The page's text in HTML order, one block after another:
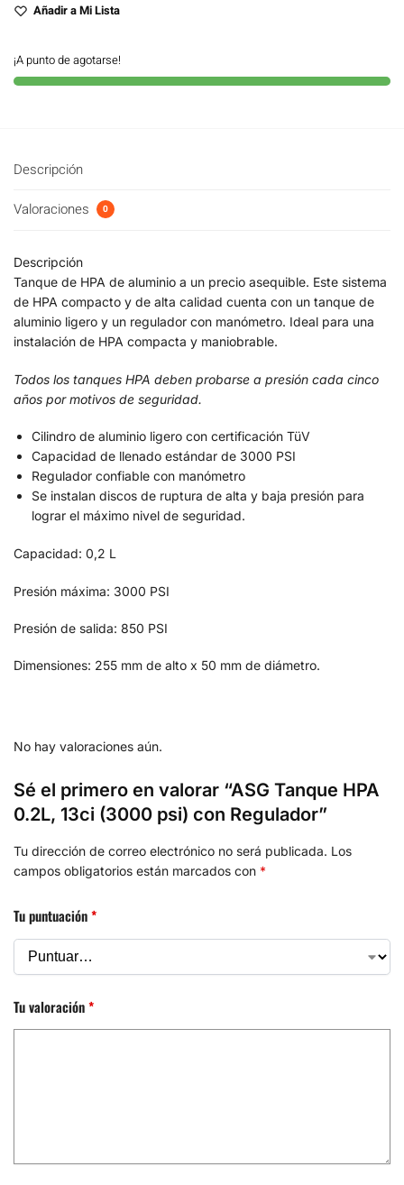
Añadir a Mi Lista
¡A punto de agotarse!
Descripción
Valoraciones 0
Descripción
Tanque de HPA de aluminio a un precio asequible. Este sistema
de HPA compacto y de alta calidad cuenta con un tanque de
aluminio ligero y un regulador con manómetro. Ideal para una
instalación de HPA compacta y maniobrable.
Todos los tanques HPA deben probarse a presión cada cinco
años por motivos de seguridad.
Cilindro de aluminio ligero con certificación TüV
Capacidad de llenado estándar de 3000 PSI
Regulador confiable con manómetro
Se instalan discos de ruptura de alta y baja presión para
lograr el máximo nivel de seguridad.
Capacidad: 0,2 L
Presión máxima: 3000 PSI
Presión de salida: 850 PSI
Dimensiones: 255 mm de alto x 50 mm de diámetro.
No hay valoraciones aún.
Sé el primero en valorar “ASG Tanque HPA
0.2L, 13ci (3000 psi) con Regulador”
Tu dirección de correo electrónico no será publicada. Los
campos obligatorios están marcados con *
Tu puntuación*
Tu valoración*